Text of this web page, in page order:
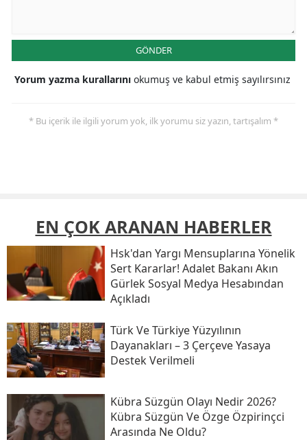
GÖNDER
Yorum yazma kurallarını okumuş ve kabul etmiş sayılırsınız
* Bu içerik ile ilgili yorum yok, ilk yorumu siz yazın, tartışalım *
EN ÇOK ARANAN HABERLER
Hsk'dan Yargı Mensuplarına Yönelik
Sert Kararlar! Adalet Bakanı Akın
Gürlek Sosyal Medya Hesabından
Açıkladı
Türk Ve Türkiye Yüzyılının
Dayanakları – 3 Çerçeve Yasaya
Destek Verilmeli
Kübra Süzgün Olayı Nedir 2026?
Kübra Süzgün Ve Özge Özpirinçci
Arasında Ne Oldu?